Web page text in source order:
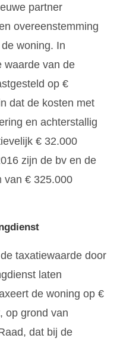
partner
overeenstemming
woning. In
waarde van de
op €
dat de kosten met
en achterstallig
€ 32.000
zijn de bv en de
van € 325.000
taxatiewaarde door
laten
de woning op €
op grond van
dat bij de